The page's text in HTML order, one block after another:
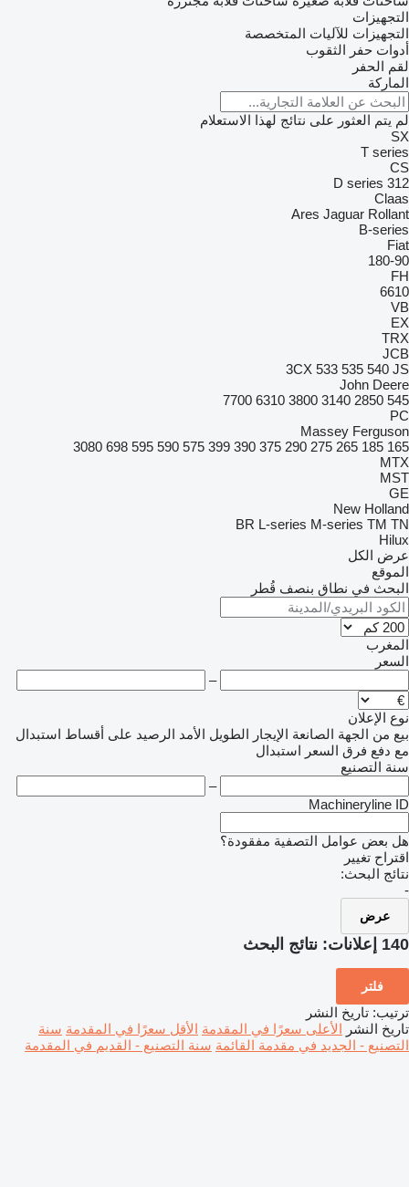
التجهيزات
التجهيزات للآليات المتخصصة
أدوات حفر الثقوب
لقم الحفر
الماركة
لم يتم العثور على نتائج لهذا الاستعلام
SX
T series
CS
312
D series
Claas
Ares Jaguar Rollant
B-series
Fiat
180-90
FH
6610
VB
EX
TRX
JCB
3CX 533 535 540 JS
John Deere
545
2850
3140
3800
6310
7700
PC
Massey Ferguson
165
185
265
275
290
375
390
399
575
590
595
698
3080
MTX
MST
GE
New Holland
BR L-series M-series TM TN
Hilux
عرض الكل
الموقع
البحث في نطاق بنصف قُطر
المغرب
السعر
–
نوع الإعلان
بيع من الجهة الصانعة الإيجار الطويل الأمد الرصيد على أقساط استبدال
مع دفع فرق السعر استبدال
سنة التصنيع
–
Machineryline ID
هل بعض عوامل التصفية مفقودة؟
اقتراح تغيير
نتائج البحث:
-
عرض
140 إعلانات: نتائج البحث
فلتر
ترتيب: تاريخ النشر
تاريخ النشر الأعلى سعرًا في المقدمة الأقل سعرًا في المقدمة سنة
التصنيع - الجديد في مقدمة القائمة سنة التصنيع - القديم في المقدمة